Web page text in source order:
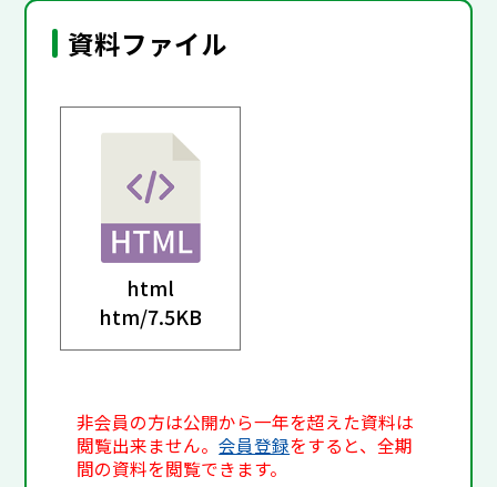
資料ファイル
html
htm/7.5KB
非会員の方は公開から一年を超えた資料は
閲覧出来ません。会員登録をすると、全期
間の資料を閲覧できます。